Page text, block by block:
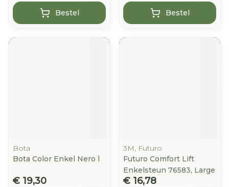
Bestel Bestel
Bota
Bota Color Enkel Nero l
€ 19,30
3M, Futuro
Futuro Comfort Lift
Enkelsteun 76583, Large
€ 16,78